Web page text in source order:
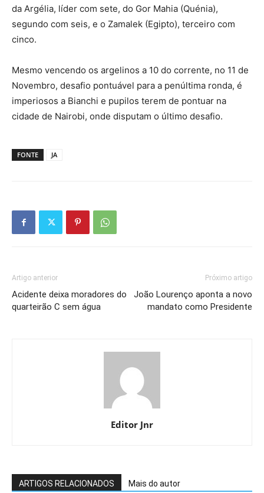
da Argélia, líder com sete, do Gor Mahia (Quénia),
segundo com seis, e o Zamalek (Egipto), terceiro com
cinco.
Mesmo vencendo os argelinos a 10 do corrente, no 11 de
Novembro, desafio pontuável para a penúltima ronda, é
imperiosos a Bianchi e pupilos terem de pontuar na
cidade de Nairobi, onde disputam o último desafio.
FONTE JA
Artigo anterior
Acidente deixa moradores do
quarteirão C sem água
Próximo artigo
João Lourenço aponta a novo
mandato como Presidente
Editor Jnr
ARTIGOS RELACIONADOS Mais do autor